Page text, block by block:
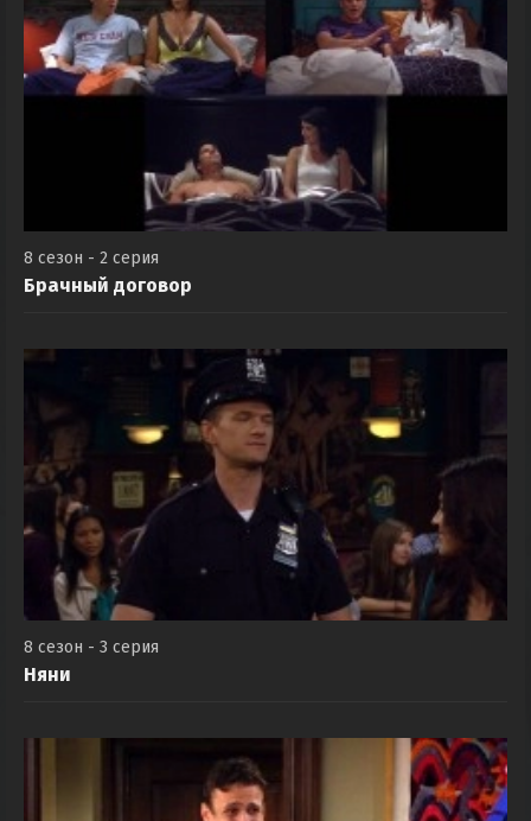
8 сезон - 2 серия
Брачный договор
8 сезон - 3 серия
Няни